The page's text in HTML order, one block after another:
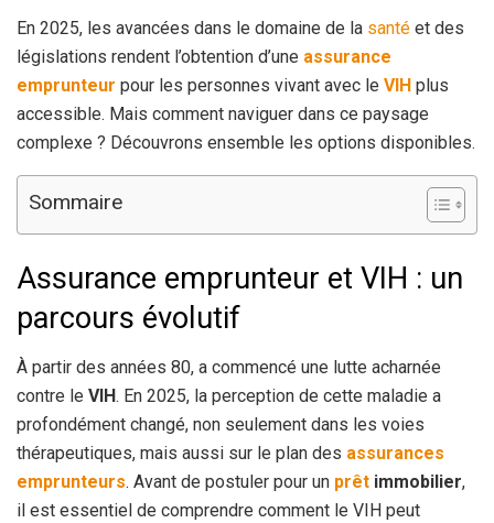
En 2025, les avancées dans le domaine de la santé et des
législations rendent l’obtention d’une assurance
emprunteur pour les personnes vivant avec le VIH plus
accessible. Mais comment naviguer dans ce paysage
complexe ? Découvrons ensemble les options disponibles.
Sommaire
Assurance emprunteur et VIH : un
parcours évolutif
À partir des années 80, a commencé une lutte acharnée
contre le VIH. En 2025, la perception de cette maladie a
profondément changé, non seulement dans les voies
thérapeutiques, mais aussi sur le plan des assurances
emprunteurs. Avant de postuler pour un prêt immobilier,
il est essentiel de comprendre comment le VIH peut